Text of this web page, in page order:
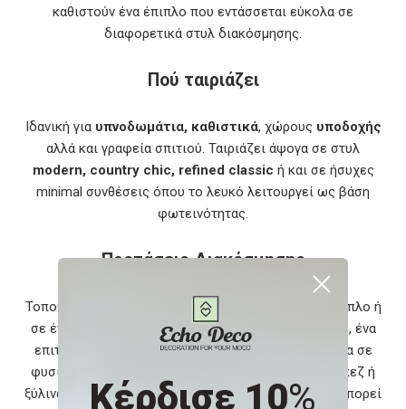
καθιστούν ένα έπιπλο που εντάσσεται εύκολα σε
διαφορετικά στυλ διακόσμησης.
Πού ταιριάζει
Ιδανική για υπνοδωμάτια, καθιστικά, χώρους υποδοχής
αλλά και γραφεία σπιτιού. Ταιριάζει άψογα σε στυλ
modern, country chic, refined classic ή και σε ήσυχες
minimal συνθέσεις όπου το λευκό λειτουργεί ως βάση
φωτεινότητας.
Προτάσεις Διακόσμησης
Τοποθετήστε τη δίπλα σε κρεβάτι ως βοηθητικό έπιπλο ή
σε έναν τοίχο του καθιστικού με ένα κεραμικό βάζο, ένα
επιτραπέζιο φωτιστικό ή διακοσμητικά αντικείμενα σε
φυσικούς τόνους. Συνδυάζεται ιδανικά με λευκά, μπεζ ή
ξύλινα στοιχεία για ένα αρμονικό αποτέλεσμα, ενώ μπορεί
Κέρδισε 10%